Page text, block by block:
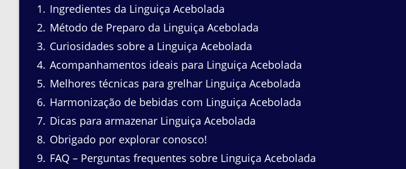
1
Ingredientes da Linguiça Acebolada
2 Método de Preparo da Linguiça Acebolada
3 Curiosidades sobre a Linguiça Acebolada
4 Acompanhamentos ideais para Linguiça Acebolada
5 Melhores técnicas para grelhar Linguiça Acebolada
6 Harmonização de bebidas com Linguiça Acebolada
7 Dicas para armazenar Linguiça Acebolada
8 Obrigado por explorar conosco!
9 FAQ – Perguntas frequentes sobre Linguiça Acebolada